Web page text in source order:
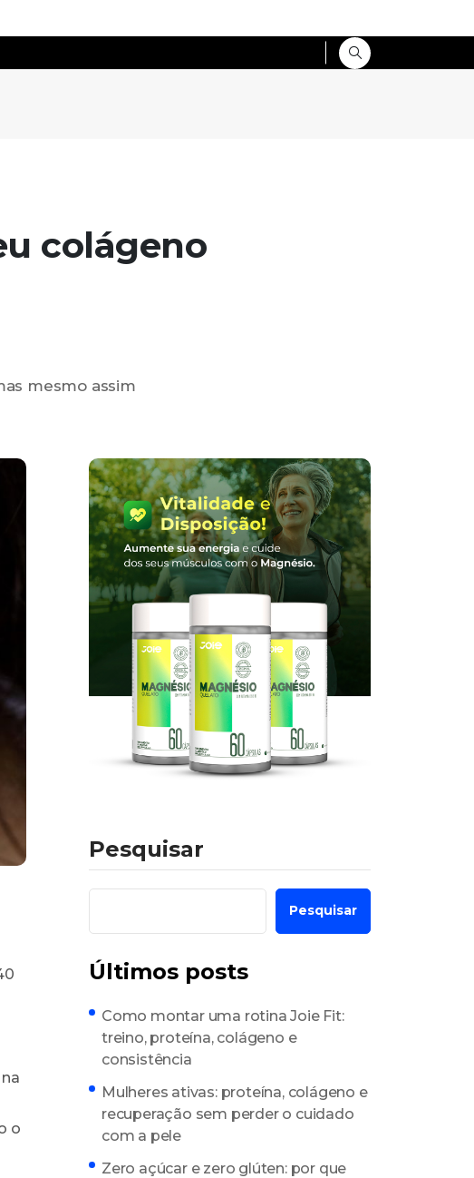
colágeno
mesmo assim
o
Pesquisar
Pesquisar
Últimos posts
Como montar uma rotina Joie Fit:
treino, proteína, colágeno e
consistência
Mulheres ativas: proteína, colágeno e
recuperação sem perder o cuidado
com a pele
Zero açúcar e zero glúten: por que